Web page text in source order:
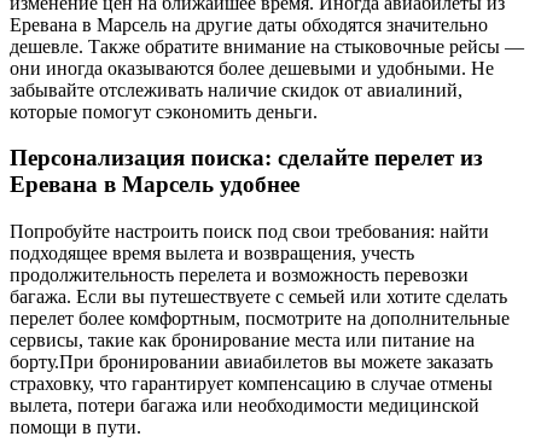
Еревана в Марсель на другие даты обходятся значительно
дешевле. Также обратите внимание на стыковочные рейсы —
они иногда оказываются более дешевыми и удобными. Не
забывайте отслеживать наличие скидок от авиалиний,
которые помогут сэкономить деньги.
Персонализация поиска: сделайте перелет из
Еревана в Марсель удобнее
Попробуйте настроить поиск под свои требования: найти
подходящее время вылета и возвращения, учесть
продолжительность перелета и возможность перевозки
багажа. Если вы путешествуете с семьей или хотите сделать
перелет более комфортным, посмотрите на дополнительные
сервисы, такие как бронирование места или питание на
борту.При бронировании авиабилетов вы можете заказать
страховку, что гарантирует компенсацию в случае отмены
вылета, потери багажа или необходимости медицинской
помощи в пути.